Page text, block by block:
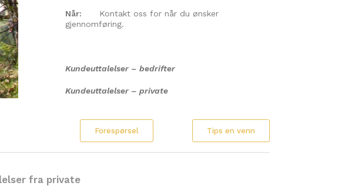
Når: Kontakt oss for når du ønsker
gjennomføring.
Kundeuttalelser– bedrifter
Kundeuttalelser– private
Forespørsel Tips en venn
fra private